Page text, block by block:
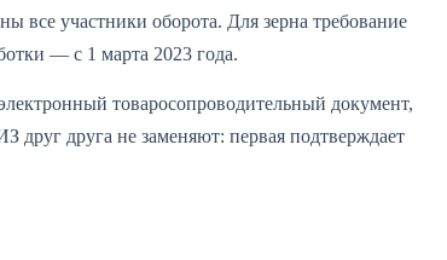
все участники оборота. Для зерна требование
— с 1 марта 2023 года.
товаросопроводительный документ,
друг друга не заменяют: первая подтверждает